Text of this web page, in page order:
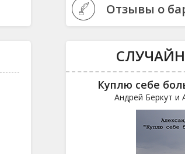
Отзывы о
Куплю себе
Андрей Беркут и